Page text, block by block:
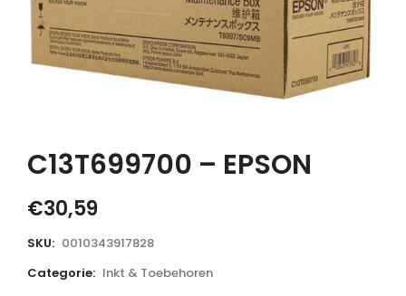
Geen
in
uw
C13T699700 – EPSON
€30,59
SKU: 0010343917828
Categorie: Inkt & Toebehoren